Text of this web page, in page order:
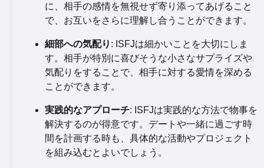
に、相手の感情を無視せず寄り添ってあげること
で、お互いをさらに理解し合うことができます。
細部への気配り : ISFJは細かいことを大切にしま
す。相手が特別に喜びそうな小さなサプライズや
気配りをすることで、相手に対する愛情を深める
ことができます。
実践的なアプローチ: ISFJは実践的な方法で物事を
解決するのが得意です。デートや一緒に過ごす時
間を計画する時も、具体的な活動やプロジェクト
を組み込むとよいでしょう。